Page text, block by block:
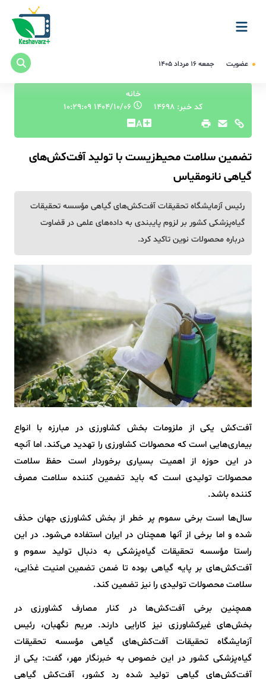
عضویت جمعه ۱۶ مرداد ۱۴۰۵
خانه
کد خبر: 14698
۱۴۰۴/۱۰/۰۶ ۱۰:۲۹:۰۹
A
تضمین سلامت محیط‌زیست با تولید آفت‌کش‌های
گیاهی نانومقیاس
رئیس آزمایشگاه تحقیقات آفت‌کش‌های گیاهی مؤسسه تحقیقات
گیاه‌پزشکی کشور بر لزوم پایبندی به داده‌های علمی در قضاوت
درباره محصولات نوین تاکید کرد.
آفت‌کش یکی از ملزومات بخش کشاورزی در مبارزه با انواع
بیماری‌هایی است که محصولات کشاورزی را تهدید می‌کند. اما آنچه
در این حوزه از اهمیت بسیاری برخوردار است حفظ سلامت
محصولات تولیدی است که باید تضمین کننده سلامت مصرف
کننده باشد.
سال‌ها است برخی سموم پر خطر از بخش کشاورزی جهان حذف
شده و اما برخی از آنها همچنان در ایران استفاده می‌شود. در این
راستا مؤسسه تحقیقات گیاه‌پزشکی به دنبال تولید سموم و
آفت‌کش‌های بر پایه گیاهی بوده تا ضمن تضمین امنیت غذایی،
سلامت محصولات تولیدی را نیز تضمین کند.
همچنین برخی آفت‌کش‌ها در کنار مصارف کشاورزی در
بخش‌های غیرکشاورزی نیز کارایی دارند. مریم نگهبان، رئیس
آزمایشگاه تحقیقات آفت‌کش‌های گیاهی مؤسسه تحقیقات
گیاه‌پزشکی کشور در این خصوص به خبرنگار مهر، گفت: یکی از
آفت‌کش‌های گیاهی تولید شده رد کشور، آفت‌کش گیاهی